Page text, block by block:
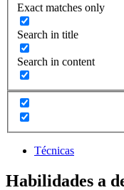
Exact matches only
Search in title
Search in content
Técnicas
Habilidades a